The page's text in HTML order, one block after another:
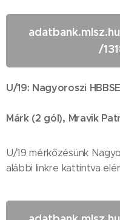
/
U/19: Nagyoroszi
Márk (2 gól), Mravik
U/19 mérkőzésünk
alábbi linkre kattintva